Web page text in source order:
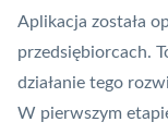
Aplikacja została
przedsiębiorcach.
działanie tego
W pierwszym